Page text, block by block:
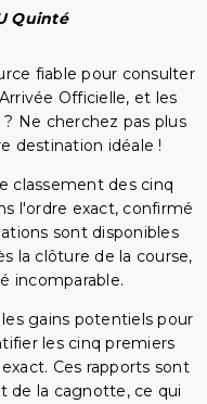
Quinté
fiable pour consulter
Officielle, et les
Ne cherchez pas plus
destination idéale !
classement des cinq
l'ordre exact, confirmé
sont disponibles
la clôture de la course,
incomparable.
gains potentiels pour
les cinq premiers
Ces rapports sont
de la cagnotte, ce qui